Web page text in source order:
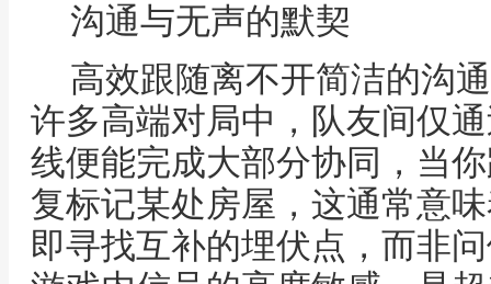
沟通与无声的默契
高效跟随离不开简洁的沟
许多高端对局中，队友间仅
线便能完成大部分协同，当
复标记某处房屋，这通常意
即寻找互补的埋伏点，而非